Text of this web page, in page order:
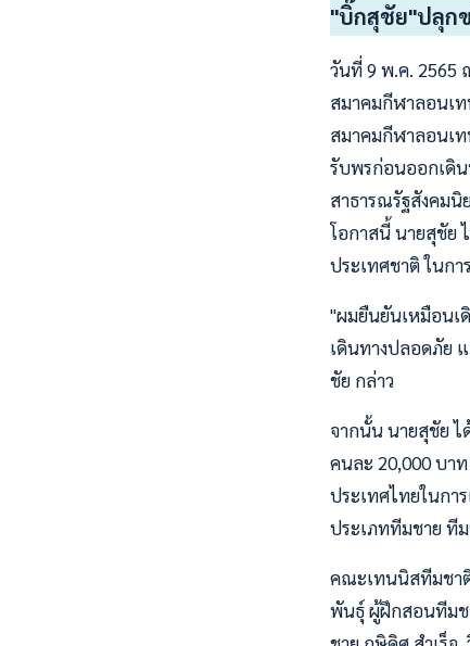
"บิ๊กสุชัย"ปลุก
วันที่ 9 พ.ค. 2565
สมาคมกีฬาลอนเ
สมาคมกีฬาลอนเ
รับพรก่อนออกเดิน
สาธารณรัฐสังคมนิ
โอกาสนี้ นายสุชัย
ประเทศชาติ ในก
"ผมยืนยันเหมือนเ
เดินทางปลอดภัย
ชัย กล่าว
จากนั้น นายสุชัย
คนละ 20,000 บา
ประเทศไทยในกา
ประเภททีมชาย ที
คณะเทนนิสทีมชา
พันธุ์ ผู้ฝึกสอนทีมช